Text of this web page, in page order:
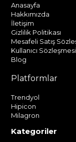
Anasayfa
Hakkımızda
İletişim
Gizlilik Politikası
Mesafeli Satış
Kullanıcı Sözleşmesi
Blog
Platformlar
Trendyol
Hipicon
Milagron
Kategoriler